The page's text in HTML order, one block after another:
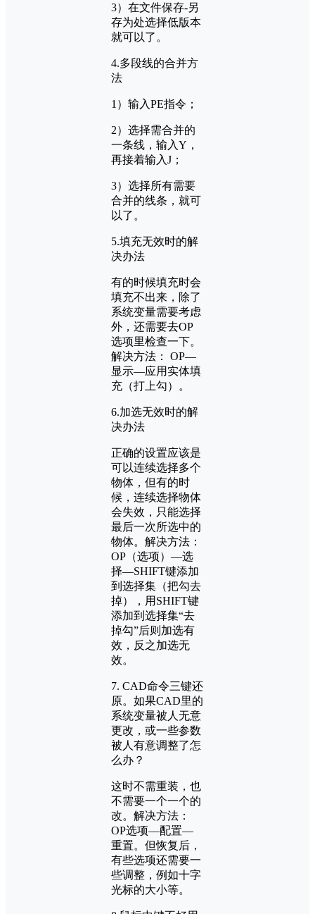
3）在文件保存-另
存为处选择低版本
就可以了。
4.多段线的合并方
法
1）输入PE指令；
2）选择需合并的
一条线，输入Y，
再接着输入J；
3）选择所有需要
合并的线条，就可
以了。
5.填充无效时的解
决办法
有的时候填充时会
填充不出来，除了
系统变量需要考虑
外，还需要去OP
选项里检查一下。
解决方法： OP—
显示—应用实体填
充（打上勾）。
6.加选无效时的解
决办法
正确的设置应该是
可以连续选择多个
物体，但有的时
候，连续选择物体
会失效，只能选择
最后一次所选中的
物体。解决方法：
OP（选项）—选
择—SHIFT键添加
到选择集（把勾去
掉），用SHIFT键
添加到选择集“去
掉勾”后则加选有
效，反之加选无
效。
7. CAD命令三键还
原。如果CAD里的
系统变量被人无意
更改，或一些参数
被人有意调整了怎
么办？
这时不需重装，也
不需要一个一个的
改。解决方法：
OP选项—配置—
重置。但恢复后，
有些选项还需要一
些调整，例如十字
光标的大小等。